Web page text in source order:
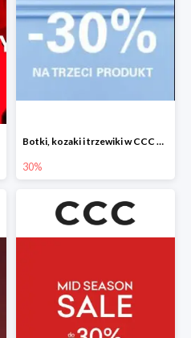
Botki, kozaki i trzewiki w CCC do -30%
30%